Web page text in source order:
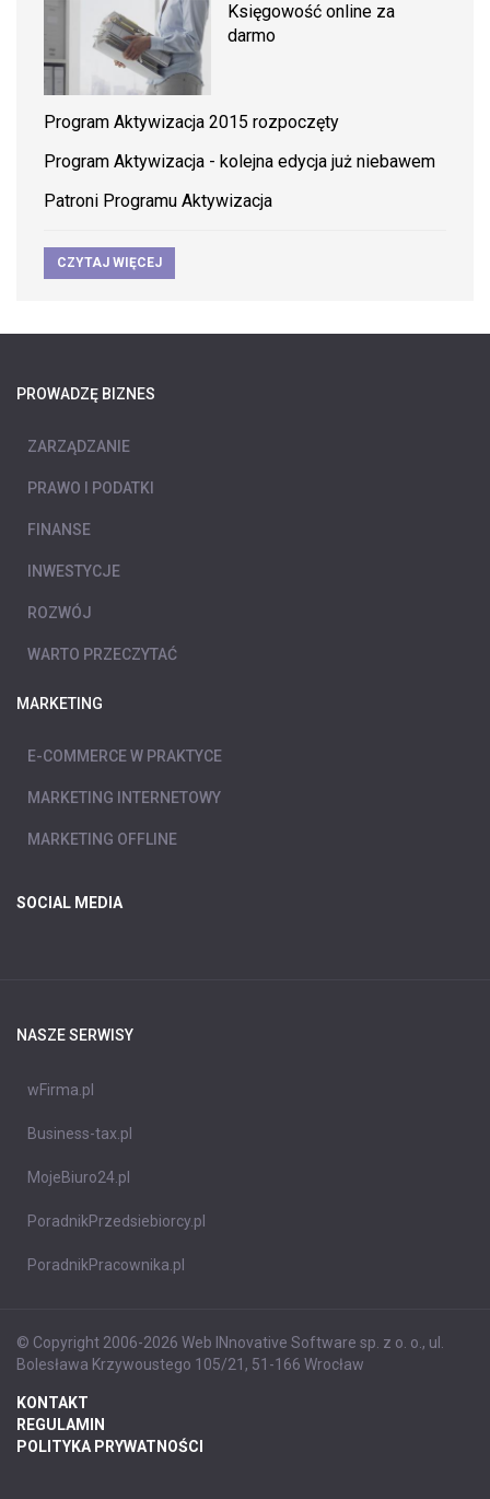
Księgowość online za
darmo
Program Aktywizacja 2015 rozpoczęty
Program Aktywizacja - kolejna edycja już niebawem
Patroni Programu Aktywizacja
CZYTAJ WIĘCEJ
PROWADZĘ BIZNES
ZARZĄDZANIE
PRAWO I PODATKI
FINANSE
INWESTYCJE
ROZWÓJ
WARTO PRZECZYTAĆ
MARKETING
E-COMMERCE W PRAKTYCE
MARKETING INTERNETOWY
MARKETING OFFLINE
SOCIAL MEDIA
NASZE SERWISY
wFirma.pl
Business-tax.pl
MojeBiuro24.pl
PoradnikPrzedsiebiorcy.pl
PoradnikPracownika.pl
© Copyright 2006-2026 Web INnovative Software sp. z o. o., ul.
Bolesława Krzywoustego 105/21, 51-166 Wrocław
KONTAKT
REGULAMIN
POLITYKA PRYWATNOŚCI